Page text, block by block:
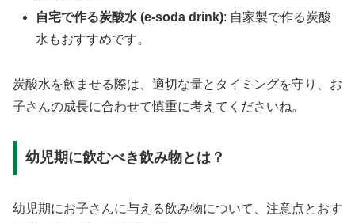
自宅で作る炭酸水 (e-soda drink): 自家製で作る炭酸
水もおすすめです。
炭酸水を飲ませる際は、適切な量とタイミングを守り、お
子さんの成長に合わせて慎重に考えてくださいね。
幼児期に飲むべき飲み物とは？
幼児期にお子さんに与える飲み物について、注意点とおす